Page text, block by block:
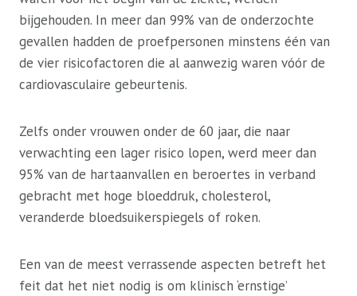
bijgehouden. In meer dan 99% van de onderzochte
gevallen hadden de proefpersonen minstens één van
de vier risicofactoren die al aanwezig waren vóór de
cardiovasculaire gebeurtenis.
Zelfs onder vrouwen onder de 60 jaar, die naar
verwachting een lager risico lopen, werd meer dan
95% van de hartaanvallen en beroertes in verband
gebracht met hoge bloeddruk, cholesterol,
veranderde bloedsuikerspiegels of roken.
Een van de meest verrassende aspecten betreft het
feit dat het niet nodig is om klinisch ‘ernstige’